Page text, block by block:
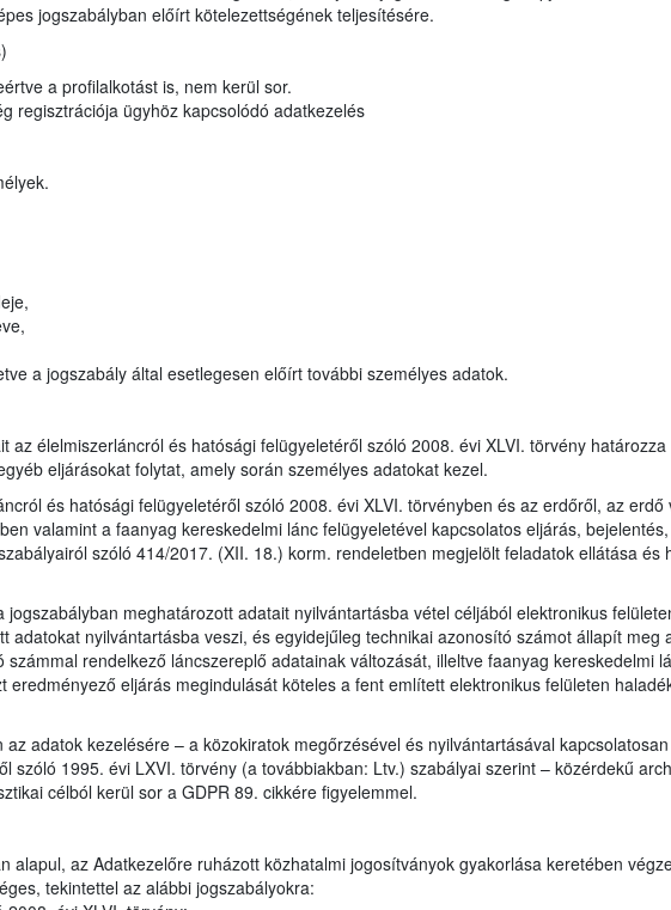
jogszabályban előírt kötelezettségének teljesítésére.
a profilalkotást is, nem kerül sor.
ügyhöz kapcsolódó adatkezelés
a jogszabály által esetlegesen előírt további személyes adatok.
élelmiszerláncról és hatósági felügyeletéről szóló 2008. évi XLVI. törvény
eljárásokat folytat, amely során személyes adatokat kezel.
és hatósági felügyeletéről szóló 2008. évi XLVI. törvényben és az erdőről, az erdő
valamint a faanyag kereskedelmi lánc felügyeletével kapcsolatos eljárás, bejelentés,
szóló 414/2017. (XII. 18.) korm. rendeletben megjelölt feladatok ellátása és
meghatározott adatait nyilvántartásba vétel céljából elektronikus
adatokat nyilvántartásba veszi, és egyidejűleg technikai azonosító számot állapít meg
rendelkező láncszereplő adatainak változását, illeltve faanyag kereskedelmi
eljárás megindulását köteles a fent említett elektronikus felületen
adatok kezelésére – a közokiratok megőrzésével és nyilvántartásával
szóló 1995. évi LXVI. törvény (a továbbiakban: Ltv.) szabályai szerint – közérdekű
célból kerül sor a GDPR 89. cikkére figyelemmel.
alapul, az Adatkezelőre ruházott közhatalmi jogosítványok gyakorlása keretében
tekintettel az alábbi jogszabályokra: